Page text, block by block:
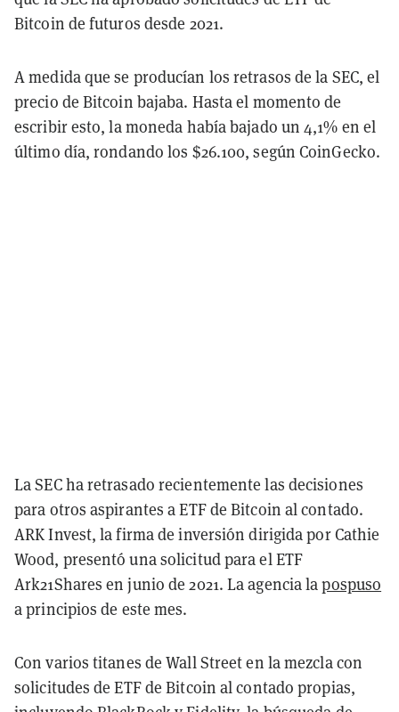
Bitcoin de futuros desde 2021.
A medida que se producían los retrasos de la SEC, el
precio de Bitcoin bajaba. Hasta el momento de
escribir esto, la moneda había bajado un 4,1% en el
último día, rondando los $26.100, según CoinGecko.
La SEC ha retrasado recientemente las decisiones
para otros aspirantes a ETF de Bitcoin al contado.
ARK Invest, la firma de inversión dirigida por Cathie
Wood, presentó una solicitud para el ETF
Ark21Shares en junio de 2021. La agencia lapospuso
a principios de este mes.
Con varios titanes de Wall Street en la mezcla con
solicitudes de ETF de Bitcoin al contado propias,